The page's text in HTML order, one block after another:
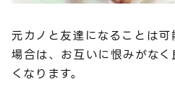
元カノと友達になることは
場合は、お互いに恨みがな
くなります。